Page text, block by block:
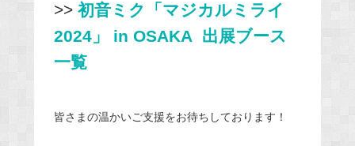
>> 初音ミク「マジカルミライ
2024」 in OSAKA 出展ブース
一覧
皆さまの温かいご支援をお待ちしております！